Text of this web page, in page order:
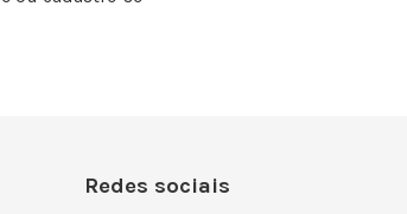
Redes sociais